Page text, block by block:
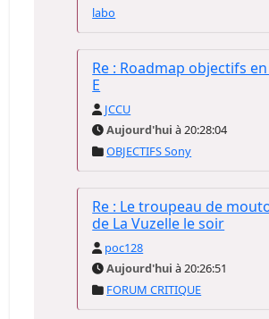
labo
Re : Roadmap objectifs
E
JCCU
Aujourd'hui à 20:28:04
OBJECTIFS Sony
Re : Le troupeau de
de La Vuzelle le soir
poc128
Aujourd'hui à 20:26:51
FORUM CRITIQUE